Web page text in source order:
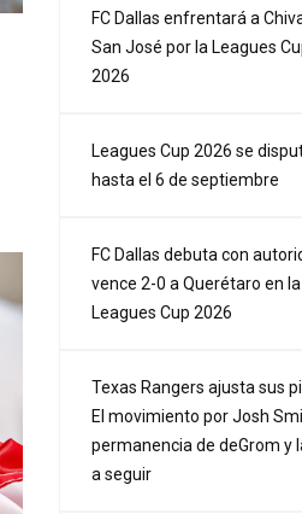
FC Dallas enfrentará a
San José por la Leagues
2026
Leagues Cup 2026 se
hasta el 6 de septiembre
FC Dallas debuta con
vence 2-0 a Querétaro en la
Leagues Cup 2026
Texas Rangers ajusta sus
El movimiento por Josh
permanencia de deGrom y
a seguir